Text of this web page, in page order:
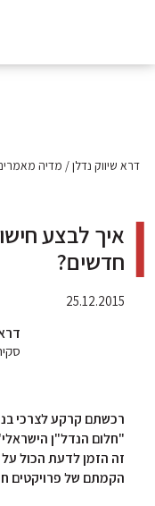
דרא שיווק נדלן/ מדיה
איך לבצע
חדשים?
25.12.2015
רכשתם קרקע לצרכי
"חלום הנדל"ן
זה הזמן לדעת הכול על
הקמתם של פרויקטים